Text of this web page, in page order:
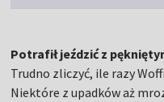
Potrafił jeździć z
Trudno zliczyć, ile razy
Niektóre z upadków aż